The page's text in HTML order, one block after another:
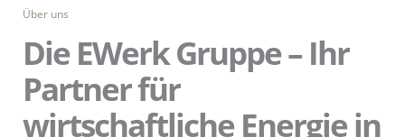
Über uns
Die EWerk Gruppe – Ihr
Partner für
wirtschaftliche Energie in